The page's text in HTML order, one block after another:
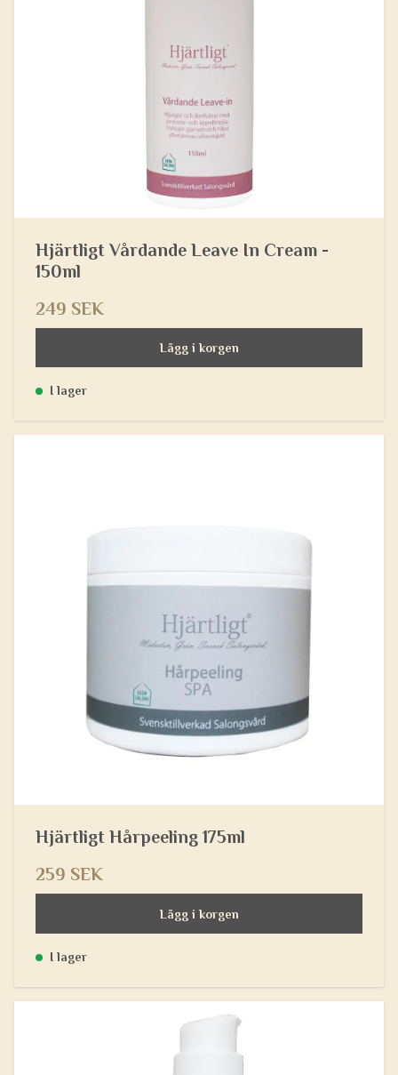
Hjärtligt Vårdande Leave In Cream -
150ml
249 SEK
Lägg i korgen
I lager
Hjärtligt Hårpeeling 175ml
259 SEK
Lägg i korgen
I lager